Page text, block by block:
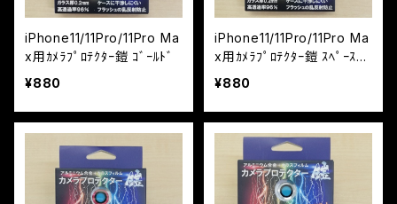
iPhone11/11Pro/11Pro Ma
x用ｶﾒﾗﾌﾟﾛﾃｸﾀｰ鎧 ｺﾞｰﾙﾄﾞ
¥880
iPhone11/11Pro/11Pro Ma
x用ｶﾒﾗﾌﾟﾛﾃｸﾀｰ鎧 ｽﾍﾟｰｽｸﾞ
ﾚｲ
¥880